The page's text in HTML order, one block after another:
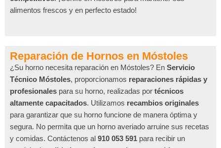
alimentos frescos y en perfecto estado!
Reparación de Hornos en Móstoles
¿Su horno necesita reparación en Móstoles? En Servicio
Técnico Móstoles, proporcionamos reparaciones rápidas y
profesionales para su horno, realizadas por técnicos
altamente capacitados. Utilizamos recambios originales
para garantizar que su horno funcione de manera óptima y
segura. No permita que un horno averiado arruine sus recetas
y comidas. Contáctenos al 910 053 591 para recibir un